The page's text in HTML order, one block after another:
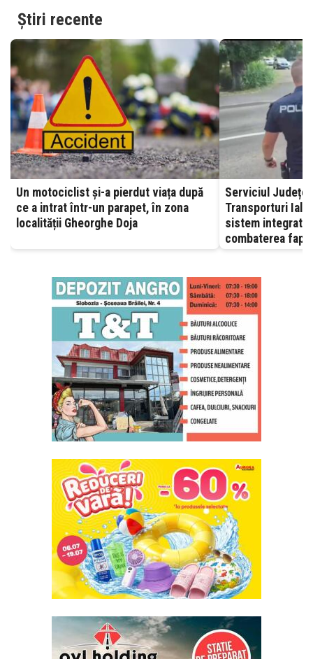
Știri recente
Un motociclist și-a pierdut viața după
ce a intrat într-un parapet, în zona
localității Gheorghe Doja
Serviciul
Transporturi Ialomița –
sistem integrat,
combaterea